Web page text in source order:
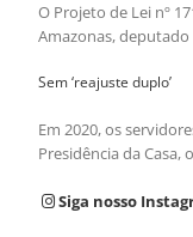
O Projeto de Lei nº
Amazonas,
Sem ‘reajuste duplo’
Em 2020, os
Presidência da
Siga nosso